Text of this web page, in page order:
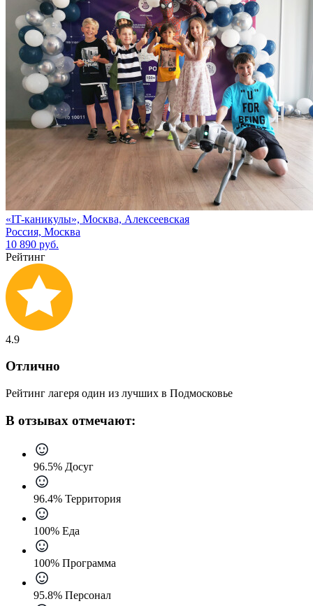
«IT-каникулы», Москва, Алексеевская
Россия, Москва
10 890 руб.
Рейтинг
4.9
Отлично
Рейтинг лагеря один из лучших в Подмосковье
В отзывах отмечают:
96.5% Досуг
96.4% Территория
100% Еда
100% Программа
95.8% Персонал